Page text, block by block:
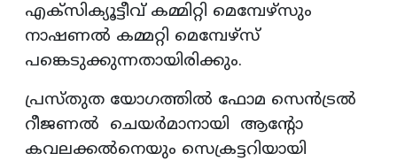
എക്സിക്യൂട്ടീവ് കമ്മിറ്റി മെമ്പേഴ്സും
നാഷണൽ കമ്മറ്റി മെമ്പേഴ്സ്
പങ്കെടുക്കുന്നതായിരിക്കും.
പ്രസ്തുത യോഗത്തിൽ ഫോമ സെൻട്രൽ
റീജണൽ ചെയർമാനായി ആന്റോ
കവലക്കൽനെയും സെക്രട്ടറിയായി